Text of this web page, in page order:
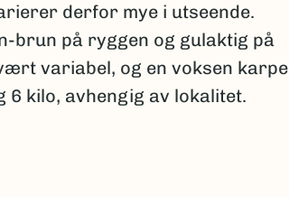
derfor mye i utseende.
brun på ryggen og gulaktig på
variabel, og en voksen karpe
6 kilo, avhengig av lokalitet.